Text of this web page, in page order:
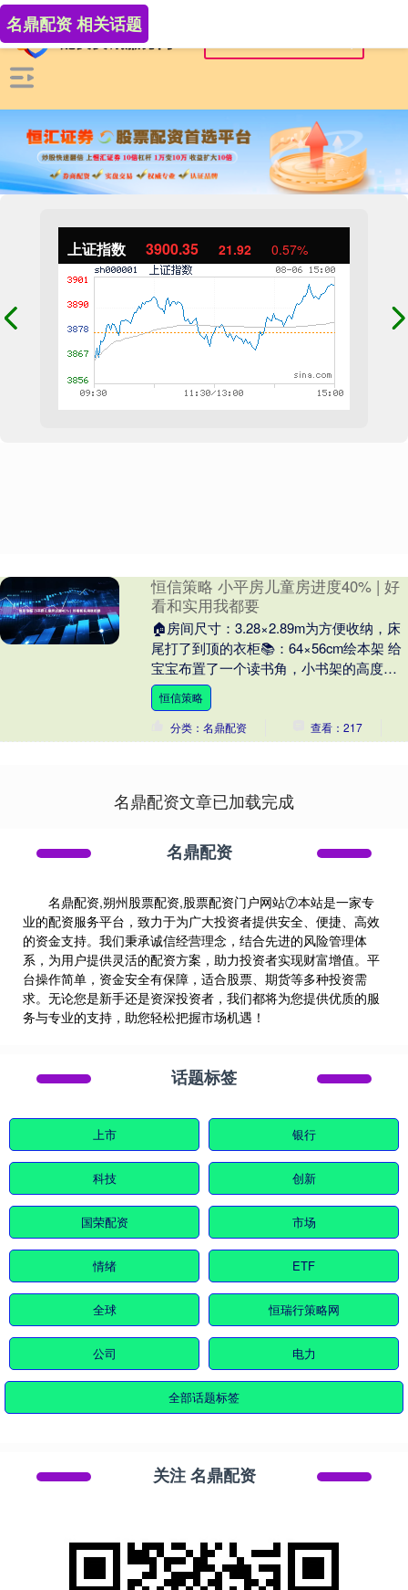
上证指数 3900.35 21.92 0.57%
名鼎配资 相关话题
恒信策略 小平房儿童房进度40% | 好
看和实用我都要
🏠房间尺寸：3.28×2.89m为方便收纳，床
尾打了到顶的衣柜📚：64×56cm绘本架 给
宝宝布置了一个读书角，小书架的高度刚
好可以让她长大选自己喜欢的书，自然....
恒信策略
分类：名鼎配资
查看：217
名鼎配资文章已加载完成
名鼎配资
名鼎配资,朔州股票配资,股票配资门户网站⑦本站是一家专
业的配资服务平台，致力于为广大投资者提供安全、便捷、高效
的资金支持。我们秉承诚信经营理念，结合先进的风险管理体
系，为用户提供灵活的配资方案，助力投资者实现财富增值。平
台操作简单，资金安全有保障，适合股票、期货等多种投资需
求。无论您是新手还是资深投资者，我们都将为您提供优质的服
务与专业的支持，助您轻松把握市场机遇！
话题标签
上市 银行
科技 创新
国荣配资 市场
情绪 ETF
全球 恒瑞行策略网
公司 电力
全部话题标签
关注 名鼎配资